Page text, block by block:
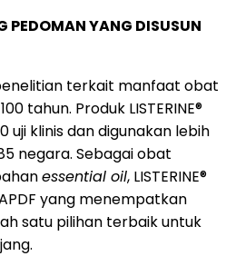
PEDOMAN YANG DISUSUN
penelitian terkait manfaat obat
tahun. Produk LISTERINE®
uji klinis dan digunakan lebih
negara. Sebagai obat
essential oil, LISTERINE®
yang menempatkan
satu pilihan terbaik untuk